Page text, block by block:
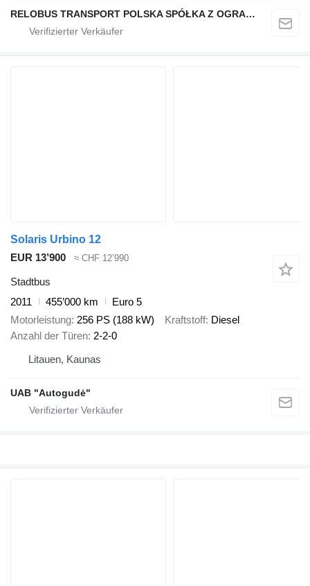
RELOBUS TRANSPORT POLSKA SPÓŁKA Z OGRANICZONĄ ODPOWIEDZIALNOŚCIĄ
Solaris Urbino 12
EUR 13’900
≈ CHF 12’990
Stadtbus
2011
455’000 km
Euro 5
Motorleistung 256 PS (188 kW) Kraftstoff Diesel
Anzahl der Türen 2-2-0
Litauen, Kaunas
UAB "Autogudė"